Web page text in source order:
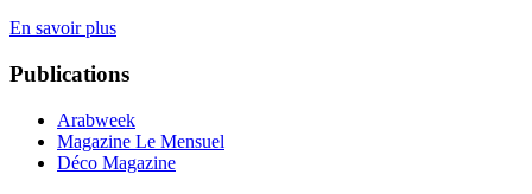
En savoir plus
Publications
Arabweek
Magazine Le Mensuel
Déco Magazine